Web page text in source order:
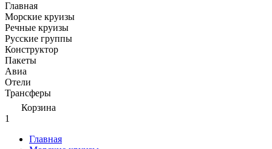
Главная
Морские круизы
Речные круизы
Русские группы
Конструктор
Пакеты
Авиа
Отели
Трансферы
Корзина
1
Главная